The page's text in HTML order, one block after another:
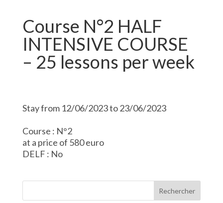
Course N°2 HALF
INTENSIVE COURSE
– 25 lessons per week
Stay from 12/06/2023 to 23/06/2023
Course : N°2
at a price of 580 euro
DELF : No